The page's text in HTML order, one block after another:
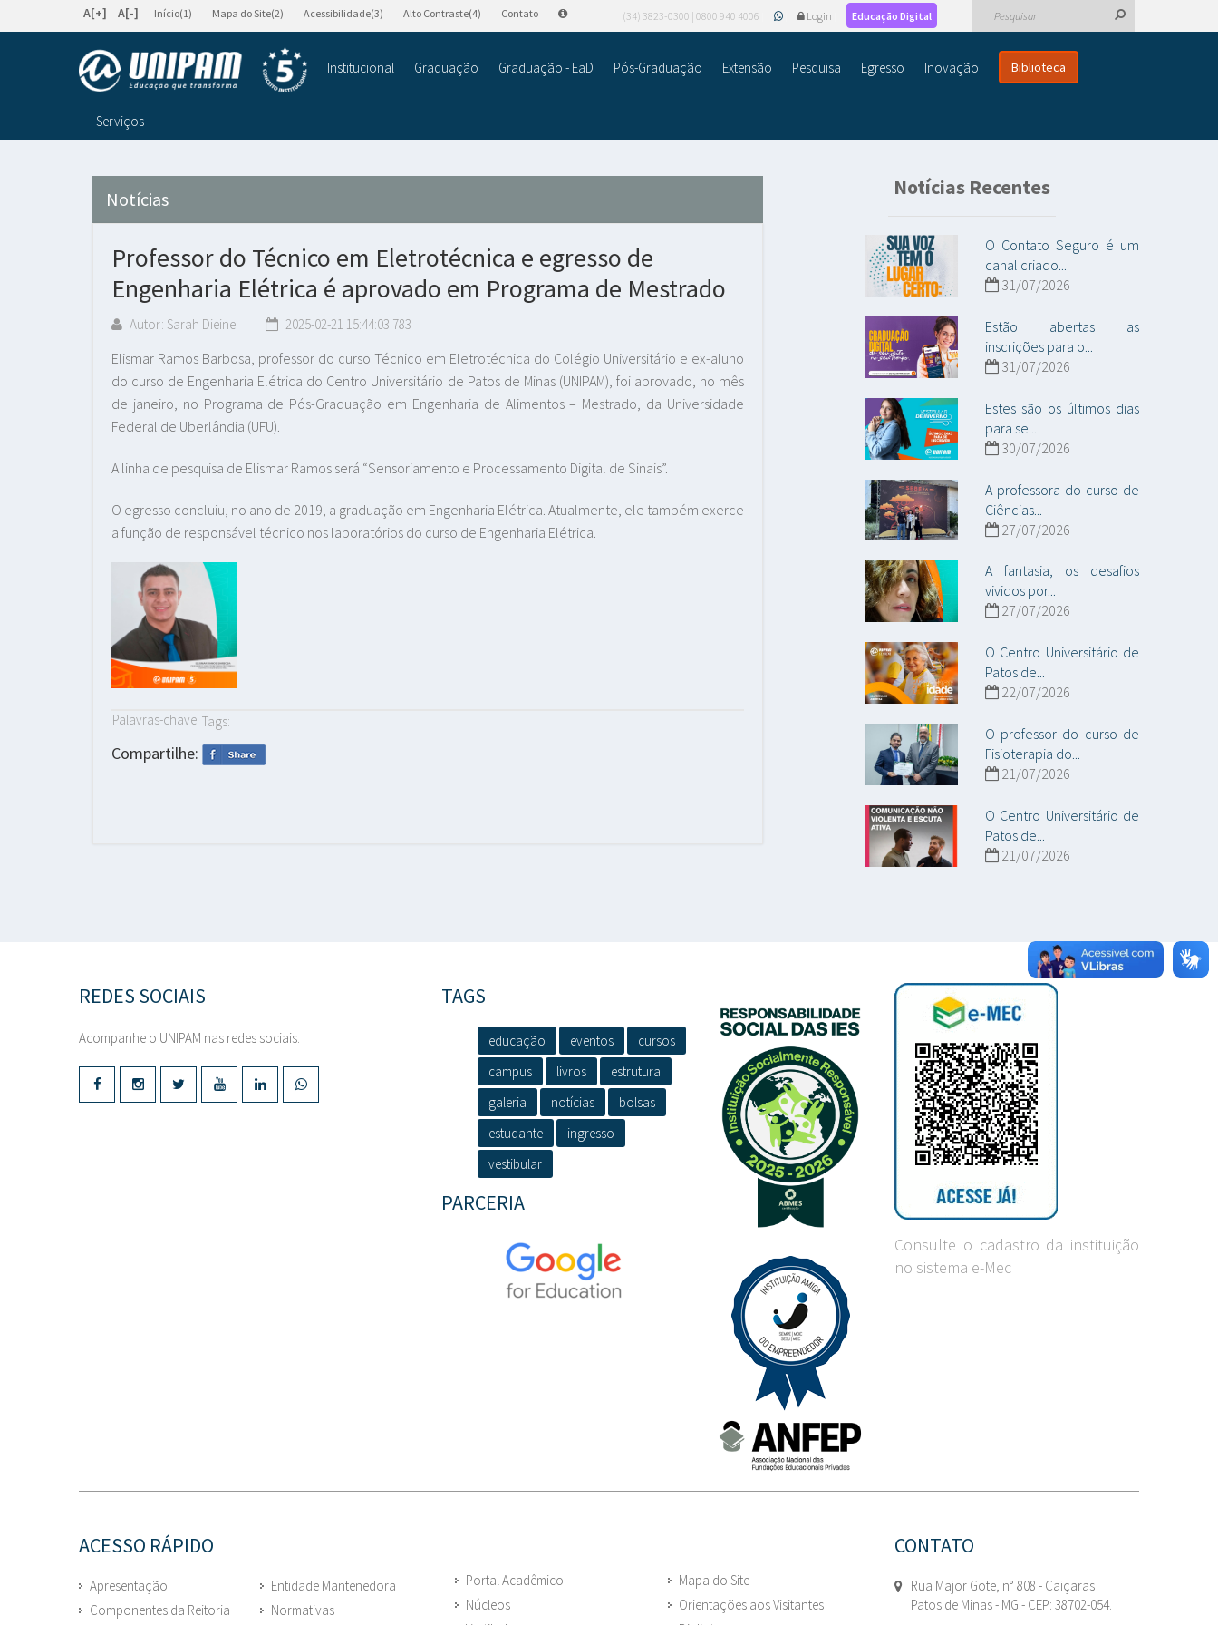
A[+] A[-] Início(1) Mapa do Site(2) Acessibilidade(3) Alto Contraste(4) Contato (34) 3823-0300 | 0800 940 4006 Login Educação Digital
Institucional Graduação Graduação - EaD Pós-Graduação Extensão Pesquisa Egresso Inovação Biblioteca
Serviços
Notícias
Professor do Técnico em Eletrotécnica e egresso de
Engenharia Elétrica é aprovado em Programa de Mestrado
Autor: Sarah Dieine 2025-02-21 15:44:03.783
Elismar Ramos Barbosa, professor do curso Técnico em Eletrotécnica do Colégio Universitário e ex-aluno
do curso de Engenharia Elétrica do Centro Universitário de Patos de Minas (UNIPAM), foi aprovado, no mês
de janeiro, no Programa de Pós-Graduação em Engenharia de Alimentos – Mestrado, da Universidade
Federal de Uberlândia (UFU).
A linha de pesquisa de Elismar Ramos será “Sensoriamento e Processamento Digital de Sinais”.
O egresso concluiu, no ano de 2019, a graduação em Engenharia Elétrica. Atualmente, ele também exerce
a função de responsável técnico nos laboratórios do curso de Engenharia Elétrica.
Palavras-chave: Tags:
Compartilhe:
Notícias Recentes
O Contato Seguro é um
canal criado...
31/07/2026
Estão abertas as
inscrições para o...
31/07/2026
Estes são os últimos dias
para se...
30/07/2026
A professora do curso de
Ciências...
27/07/2026
A fantasia, os desafios
vividos por...
27/07/2026
O Centro Universitário de
Patos de...
22/07/2026
O professor do curso de
Fisioterapia do...
21/07/2026
O Centro Universitário de
Patos de...
21/07/2026
REDES SOCIAIS
Acompanhe o UNIPAM nas redes sociais.
TAGS
educação eventos
cursos
campus
livros
estrutura
galeria
notícias
bolsas
estudante
ingresso
vestibular
PARCERIA
Consulte o cadastro da instituição
no sistema e-Mec
ACESSO RÁPIDO
Apresentação
Componentes da Reitoria
Entidade Mantenedora
Normativas
Portal Acadêmico
Núcleos
Mapa do Site
Orientações aos Visitantes
CONTATO
Rua Major Gote, n° 808 - Caiçaras
Patos de Minas - MG - CEP: 38702-054.